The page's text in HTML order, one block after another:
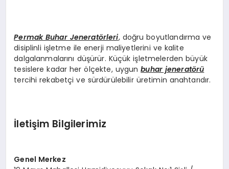
Permak Buhar Jeneratörleri, doğru boyutlandırma ve
disiplinli işletme ile enerji maliyetlerini ve kalite
dalgalanmalarını düşürür. Küçük işletmelerden büyük
tesislere kadar her ölçekte, uygunbuhar jeneratörü
tercihi rekabetçi ve sürdürülebilir üretimin anahtarıdır.
İletişim Bilgilerimiz
Genel Merkez